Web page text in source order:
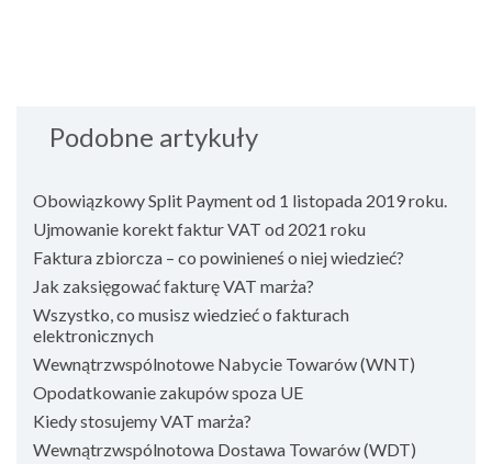
Podobne artykuły
Obowiązkowy Split Payment od 1 listopada 2019 roku.
Ujmowanie korekt faktur VAT od 2021 roku
Faktura zbiorcza – co powinieneś o niej wiedzieć?
Jak zaksięgować fakturę VAT marża?
Wszystko, co musisz wiedzieć o fakturach
elektronicznych
Wewnątrzwspólnotowe Nabycie Towarów (WNT)
Opodatkowanie zakupów spoza UE
Kiedy stosujemy VAT marża?
Wewnątrzwspólnotowa Dostawa Towarów (WDT)